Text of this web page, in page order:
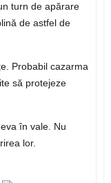
turn de apărare
de astfel de
Probabil cazarma
să protejeze
în vale. Nu
lor.